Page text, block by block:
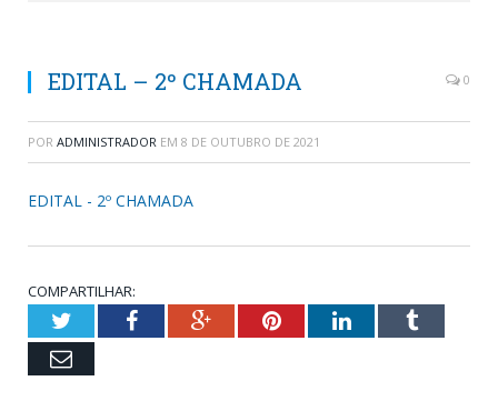
EDITAL – 2º CHAMADA 0
POR ADMINISTRADOR EM 8 DE OUTUBRO DE 2021
EDITAL - 2º CHAMADA
COMPARTILHAR:
TwitterFacebookGoogle+PinterestLinkedInTumblr
Email